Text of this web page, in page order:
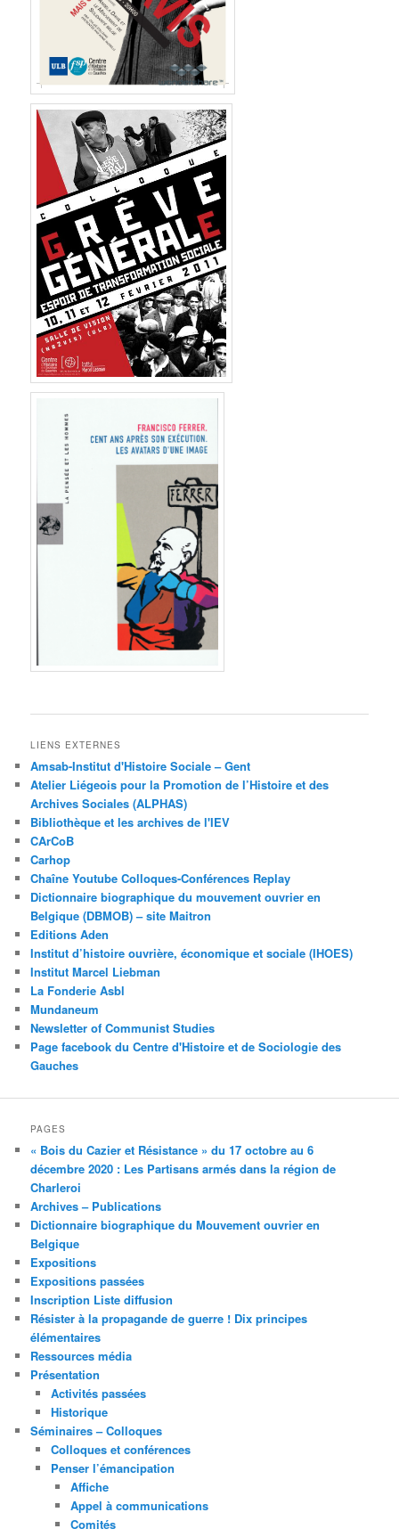
LIENS EXTERNES
Amsab-Institut d'Histoire Sociale – Gent
Atelier Liégeois pour la Promotion de l’Histoire et des
Archives Sociales (ALPHAS)
Bibliothèque et les archives de l'IEV
CArCoB
Carhop
Chaîne Youtube Colloques-Conférences Replay
Dictionnaire biographique du mouvement ouvrier en
Belgique (DBMOB) – site Maitron
Editions Aden
Institut d’histoire ouvrière, économique et sociale (IHOES)
Institut Marcel Liebman
La Fonderie Asbl
Mundaneum
Newsletter of Communist Studies
Page facebook du Centre d'Histoire et de Sociologie des
Gauches
PAGES
« Bois du Cazier et Résistance » du 17 octobre au 6
décembre 2020 : Les Partisans armés dans la région de
Charleroi
Archives – Publications
Dictionnaire biographique du Mouvement ouvrier en
Belgique
Expositions
Expositions passées
Inscription Liste diffusion
Résister à la propagande de guerre ! Dix principes
élémentaires
Ressources média
Présentation
Activités passées
Historique
Séminaires – Colloques
Colloques et conférences
Penser l’émancipation
Affiche
Appel à communications
Comités